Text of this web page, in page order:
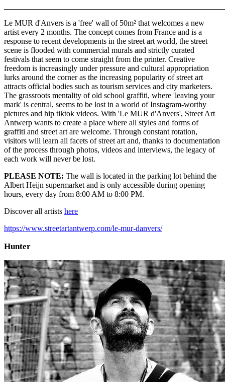
Le MUR d'Anvers is a 'free' wall of 50m² that welcomes a new
artist every 2 months. The concept comes from France and is a
response to recent developments in the street art world, the street
scene is flooded with commercial murals and strictly curated
festivals that seem to come straight from the printer. Creative
freedom is increasingly under pressure and cultural appropriation
lurks around the corner as the increasing popularity of street art
attracts official bodies such as tourism services and city marketers.
The grassroots mentality of old school graffiti, where 'leaving your
mark' is central, seems to be lost in a world of Instagram-worthy
pictures and hip tiktok videos. With 'Le MUR d'Anvers', Street Art
Antwerp wants to create a place where all styles and forms of
graffiti and street art are welcome. Through constant rotation,
visitors will learn all facets of street art and, thanks to documentation
of the process through photos, videos and interviews, the legacy of
each work will never be lost.
PLEASE NOTE: The wall is located in the parking lot behind the
Albert Heijn supermarket and is only accessible during opening
hours, every day from 8:00 AM to 8:00 PM.
Discover all artists here
https://www.streetartantwerp.com/le-mur-danvers/
Hunter